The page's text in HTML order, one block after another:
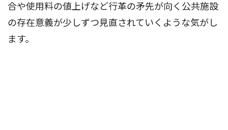
合や使用料の値上げなど行革の矛先が向く公共施設
の存在意義が少しずつ見直されていくような気がし
ます。